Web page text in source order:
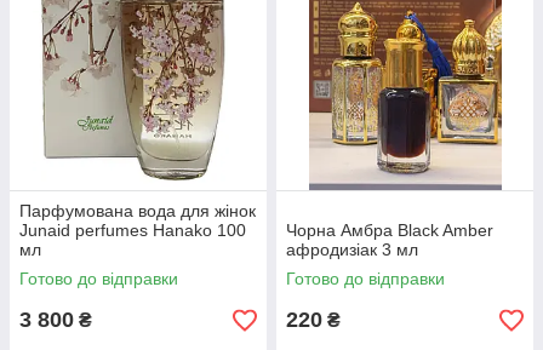
Парфумована вода для жінок
Junaid perfumes Hanako 100
мл
Готово до відправки
3 800 ₴
Чорна Амбра Black Amber
афродизіак 3 мл
Готово до відправки
220 ₴